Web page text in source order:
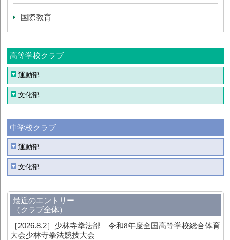
国際教育
高等学校クラブ
運動部
文化部
中学校クラブ
運動部
文化部
最近のエントリー
（クラブ全体）
［2026.8.2］ 少林寺拳法部 令和8年度全国高等学校総合体育
大会少林寺拳法競技大会